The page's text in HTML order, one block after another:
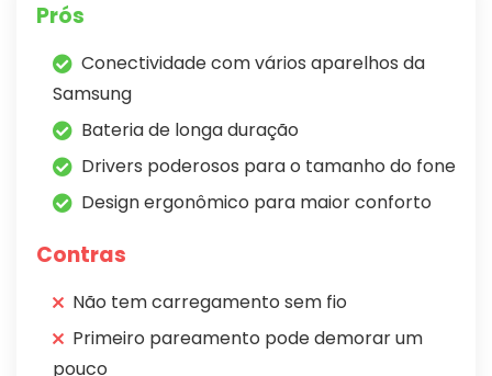
Prós
Conectividade com vários aparelhos da
Samsung
Bateria de longa duração
Drivers poderosos para o tamanho do fone
Design ergonômico para maior conforto
Contras
Não tem carregamento sem fio
Primeiro pareamento pode demorar um
pouco